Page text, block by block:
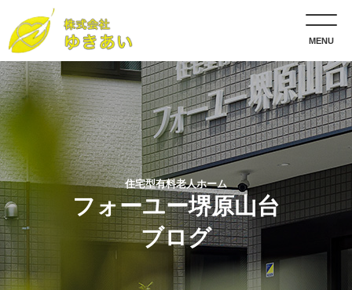
MENU
住宅型有料老人ホーム
フォーユー堺原山台
ブログ